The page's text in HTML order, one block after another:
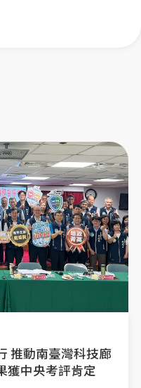
推動南臺灣科技廊
獲中央考評肯定